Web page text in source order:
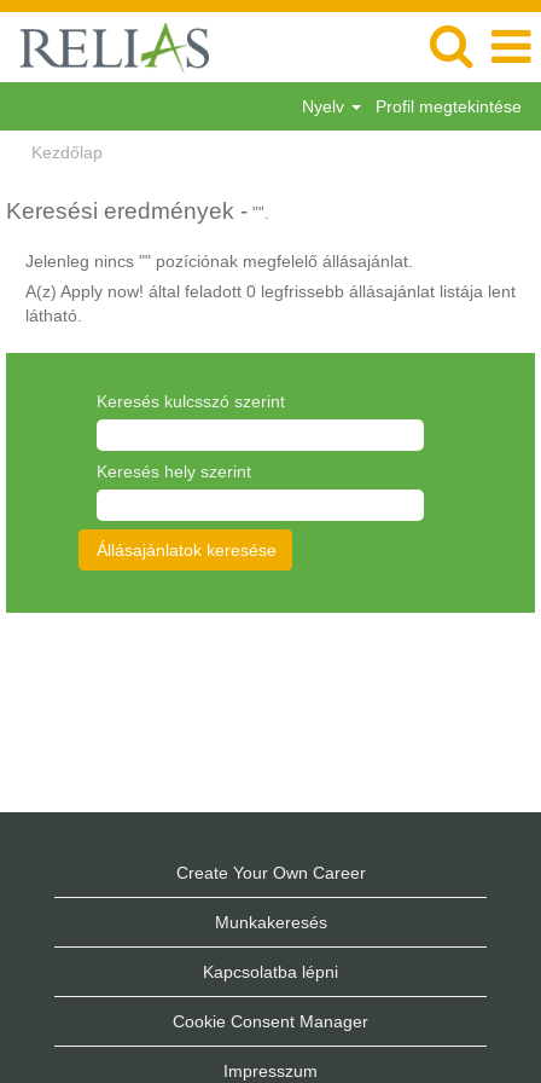
Nyelv Profil megtekintése
Kezdőlap
Keresési eredmények - "".
Jelenleg nincs "" pozíciónak megfelelő állásajánlat.
A(z) Apply now! által feladott 0 legfrissebb állásajánlat listája lent
látható.
Keresés kulcsszó szerint
Keresés hely szerint
Create Your Own Career
Munkakeresés
Kapcsolatba lépni
Cookie Consent Manager
Impresszum